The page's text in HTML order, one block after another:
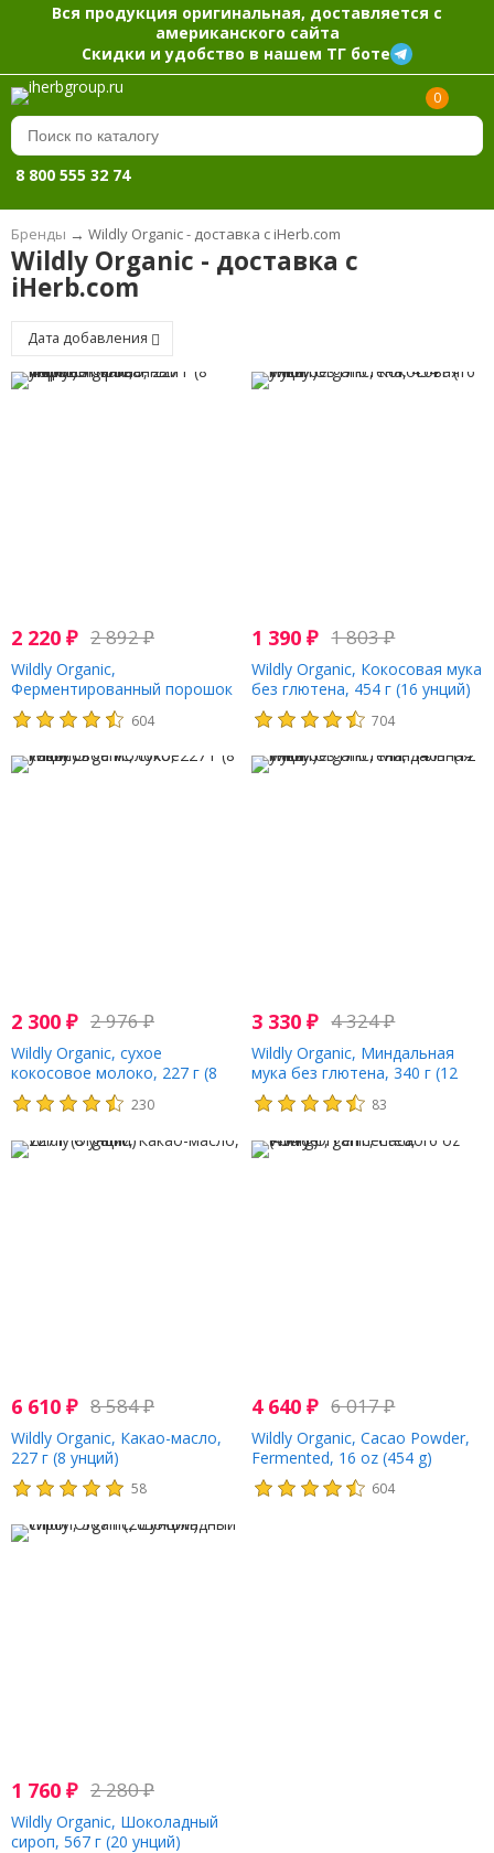
Вся продукция оригинальная, доставляется с
американского сайта
Скидки и удобство в нашем ТГ боте
0
8 800 555 32 74
Бренды → Wildly Organic - доставка с iHerb.com
Wildly Organic - доставка с
iHerb.com
Дата добавления
2 220 ₽ 2 892₽
Wildly Organic,
Ферментированный порошок
какао, 227 г (8 унций)
604
1 390₽ 1 803₽
Wildly Organic, Кокосовая мука
без глютена, 454 г (16 унций)
704
2 300 ₽ 2 976₽
Wildly Organic, сухое
кокосовое молоко, 227 г (8
унций)
230
3 330₽ 4 324₽
Wildly Organic, Миндальная
мука без глютена, 340 г (12
унций)
83
6 610 ₽ 8 584₽
Wildly Organic, Какао-масло,
227 г (8 унций)
58
4 640₽ 6 017₽
Wildly Organic, Cacao Powder,
Fermented, 16 oz (454 g)
604
1 760 ₽ 2 280₽
Wildly Organic, Шоколадный
сироп, 567 г (20 унций)